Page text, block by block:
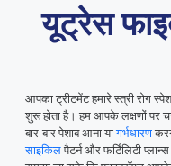
यूट्रेस
आपका ट्रीटमेंट हमारे स्त्री रोग
शुरू होता है। हम आपके लक्षणों पर
बार-बार पेशाब आना यागर्भधारण
साइकिलपैटर्न और फर्टिलिटी